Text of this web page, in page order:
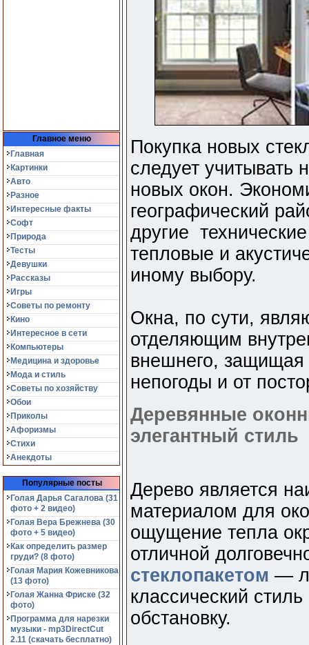
Главное меню
Главная
Картинки
Авто
Разное
Интересные факты
Софт
Природа
Тесты
Девушки
Рассказы
Игры
Советы по ремонту
Кино
Интересное в сети
Компьютеры
Медицина и здоровье
Мода и стиль
Советы по хозяйству
Обои
Приколы
Афоризмы
Стихи
Анекдоты
Популярные посты
Голая Дарья Сагалова (31
фото + 2 видео)
Голая Вера Брежнева (30
фото + 5 видео)
Как определить размер
груди? (8 фото)
Голая Мария Кожевникова
(13 фото)
Голая Жанна Фриске (32
фото)
Программа для нарезки
музыки - mp3DirectCut
2.11 (cкачать бесплатно)
Покупка новых
следует учитывать
новых окон.
географический
другие
тепловые и
иному выбору.
Окна, по сути,
отделяющим
внешнего, защищая
непогоды и от
Деревянные
элегантный стиль
Дерево является
материалом для
ощущение тепла
отличной
стеклопакетом —
классический
обстановку.